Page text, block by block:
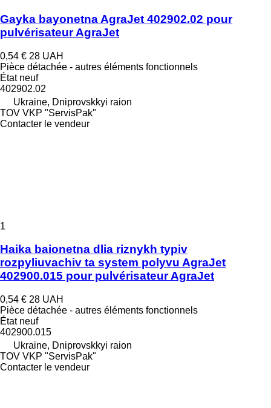
Gayka bayonetna AgraJet 402902.02 pour
pulvérisateur AgraJet
0,54 € 28 UAH
Pièce détachée - autres éléments fonctionnels
Étatneuf
402902.02
Ukraine, Dniprovskkyi raion
TOV VKP "ServisPak"
Contacter le vendeur
1
Haika baionetna dlia riznykh typiv
rozpyliuvachiv ta system polyvu AgraJet
402900.015 pour pulvérisateur AgraJet
0,54 € 28 UAH
Pièce détachée - autres éléments fonctionnels
Étatneuf
402900.015
Ukraine, Dniprovskkyi raion
TOV VKP "ServisPak"
Contacter le vendeur